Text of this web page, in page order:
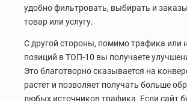
удобно фильтровать, выбирать и
товар или услугу.
С другой стороны, помимо трафика или
позиций в ТОП-10 вы получаете
Это благотворно сказывается на
растет и позволяет получать больше
любых источников трафика. Если сайт